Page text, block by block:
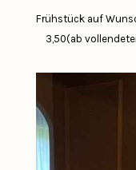
Frühstück auf
3,50(ab